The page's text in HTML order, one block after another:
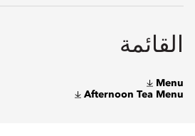
القائمة
Menu
Afternoon Tea Menu